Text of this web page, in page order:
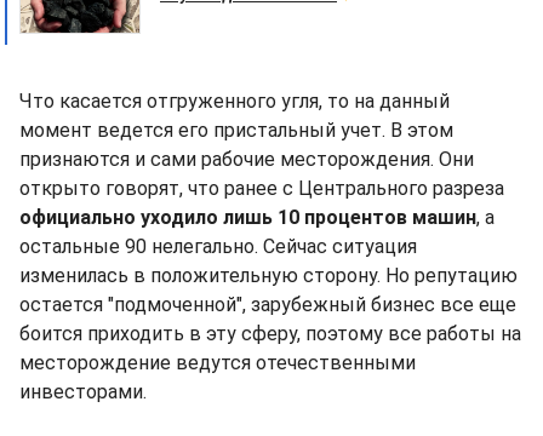
Что касается отгруженного угля, то на данный
момент ведется его пристальный учет. В этом
признаются и сами рабочие месторождения. Они
открыто говорят, что ранее с Центрального разреза
официально уходило лишь 10 процентов машин, а
остальные 90 нелегально. Сейчас ситуация
изменилась в положительную сторону. Но репутацию
остается "подмоченной", зарубежный бизнес все еще
боится приходить в эту сферу, поэтому все работы на
месторождение ведутся отечественными
инвесторами.